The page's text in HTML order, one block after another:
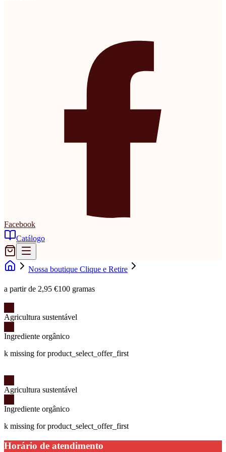
Facebook
Catálogo
Nossa boutique Clique e Retire
a partir de 2,95 €100 gramas
Agricultura sustentável
Ingrediente orgânico
k missing for product_select_offer_first
Agricultura sustentável
Ingrediente orgânico
k missing for product_select_offer_first
Horário de atendimento